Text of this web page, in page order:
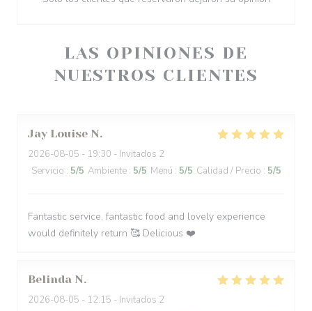
LAS OPINIONES DE
NUESTROS CLIENTES
Jay Louise N
2026-08-05 - 19:30 - Invitados 2
Servicio : 5/5 Ambiente : 5/5 Menú : 5/5 Calidad / Precio : 5/5
Fantastic service, fantastic food and lovely experience
would definitely return 🥰 Delicious ❤️
Belinda N
2026-08-05 - 12:15 - Invitados 2